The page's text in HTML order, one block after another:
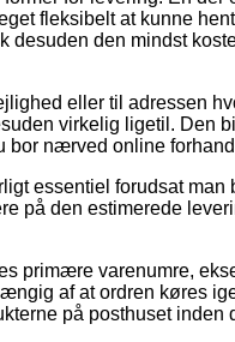
fleksibelt at kunne
desuden den mindst
eller til adressen
virkelig ligetil. Den
bor nærved online
essentiel forudsat man
på den estimerede
primære varenumre,
af at ordren køres
på posthuset inden